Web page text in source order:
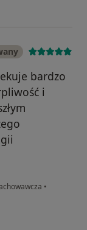
bardzo
i
•